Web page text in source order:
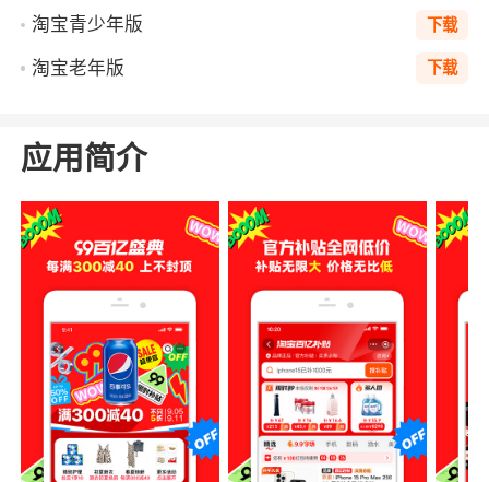
淘宝青少年版 下载
淘宝老年版 下载
应用简介